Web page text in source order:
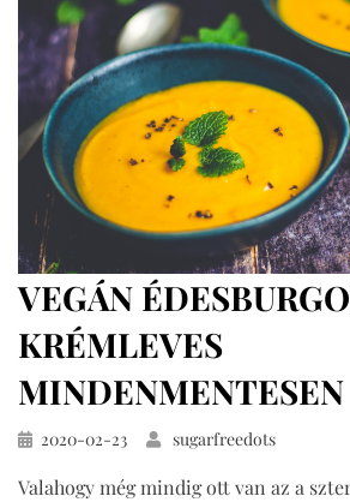
VEGÁN
KRÉMLEVES
MINDENMENTESEN
Közzétéve
2020-02-23 sugarfreedots
Valahogy még mindig ott van az a